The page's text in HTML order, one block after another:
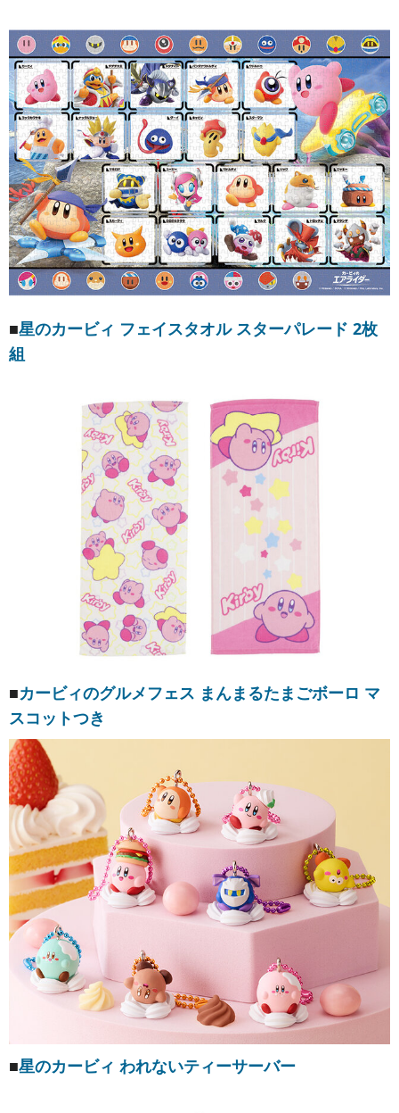
■星のカービィ フェイスタオル スターパレード 2枚
組
■カービィのグルメフェス まんまるたまごボーロ マ
スコットつき
■星のカービィ われないティーサーバー